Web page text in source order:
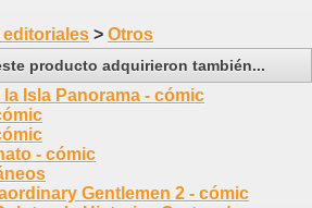
> Otros
producto adquirieron también...
Isla Panorama - cómic
- cómic
Gentlemen 2 - cómic